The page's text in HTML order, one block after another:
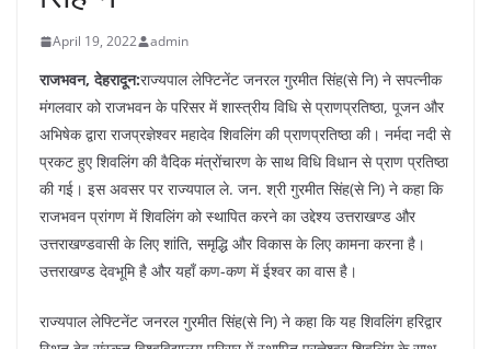
April 19, 2022 admin
राजभवन, देहरादून:राज्यपाल लेफ्टिनेंट जनरल गुरमीत सिंह(से नि) ने सपत्नीक
मंगलवार को राजभवन के परिसर में शास्त्रीय विधि से प्राणप्रतिष्ठा, पूजन और
अभिषेक द्वारा राजप्रज्ञेश्वर महादेव शिवलिंग की प्राणप्रतिष्ठा की। नर्मदा नदी से
प्रकट हुए शिवलिंग की वैदिक मंत्रोंचारण के साथ विधि विधान से प्राण प्रतिष्ठा
की गई। इस अवसर पर राज्यपाल ले. जन. श्री गुरमीत सिंह(से नि) ने कहा कि
राजभवन प्रांगण में शिवलिंग को स्थापित करने का उद्देश्य उत्तराखण्ड और
उत्तराखण्डवासी के लिए शांति, समृद्धि और विकास के लिए कामना करना है।
उत्तराखण्ड देवभूमि है और यहाँ कण-कण में ईश्वर का वास है।
राज्यपाल लेफ्टिनेंट जनरल गुरमीत सिंह(से नि) ने कहा कि यह शिवलिंग हरिद्वार